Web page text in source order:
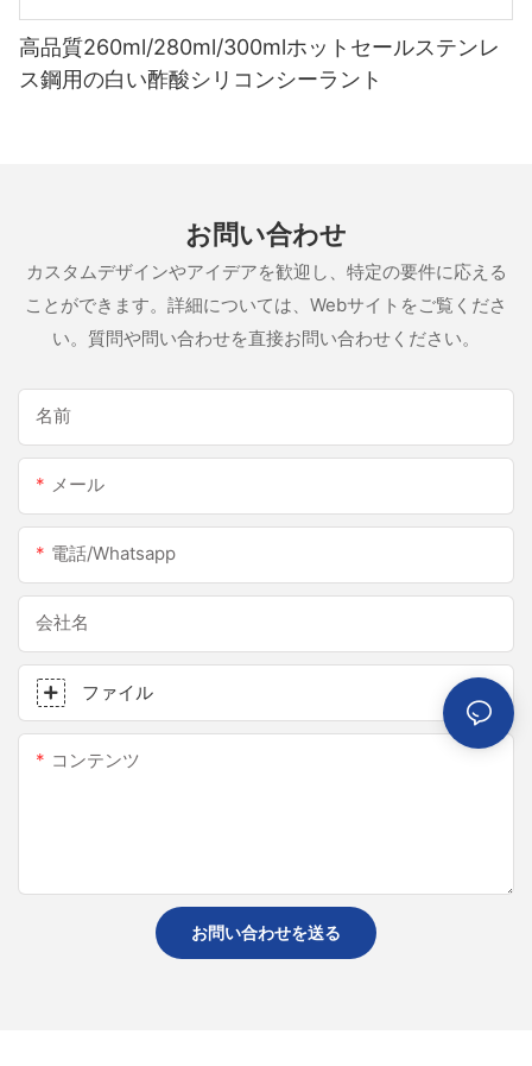
高品質260ml/280ml/300mlホットセールステンレ
ス鋼用の白い酢酸シリコンシーラント
お問い合わせ
カスタムデザインやアイデアを歓迎し、特定の要件に応える
ことができます。詳細については、Webサイトをご覧くださ
い。質問や問い合わせを直接お問い合わせください。
名前
メール
電話/whatsapp
会社名
ファイル
コンテンツ
お問い合わせを送る